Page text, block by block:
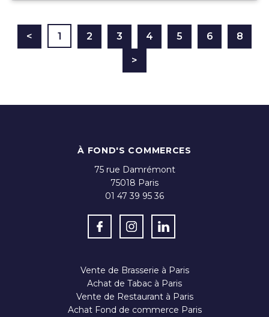
< 1 2 3 4 5 6 8
>
À FOND'S COMMERCES
75 rue Damrémont
75018 Paris
01 47 39 95 36
Vente de Brasserie à Paris
Achat de Tabac à Paris
Vente de Restaurant à Paris
Achat Fond de commerce Paris